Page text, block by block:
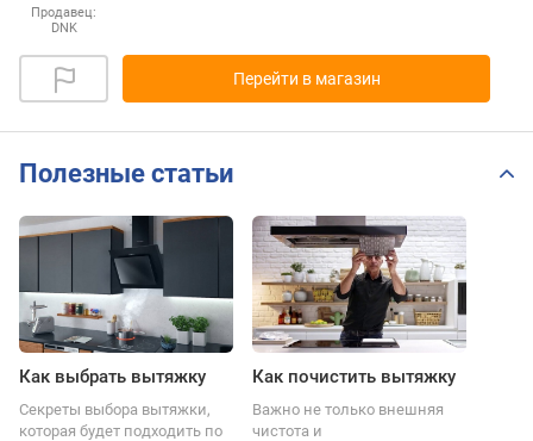
Продавец:
DNK
Перейти в магазин
Полезные статьи
Как выбрать вытяжку
Секреты выбора вытяжки,
которая будет подходить по
Как почистить вытяжку
Важно не только внешняя
чистота и